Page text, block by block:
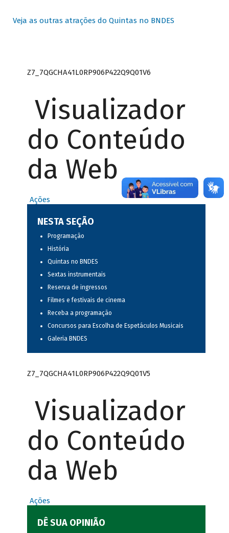
Veja as outras atrações do Quintas no BNDES
Z7_7QGCHA41L0RP906P422Q9Q01V6
Visualizador
do Conteúdo
da Web
Ações
NESTA SEÇÃO
Programação
História
Quintas no BNDES
Sextas instrumentais
Reserva de ingressos
Filmes e festivais de cinema
Receba a programação
Concursos para Escolha de Espetáculos Musicais
Galeria BNDES
Z7_7QGCHA41L0RP906P422Q9Q01V5
Visualizador
do Conteúdo
da Web
Ações
DÊ SUA OPINIÃO